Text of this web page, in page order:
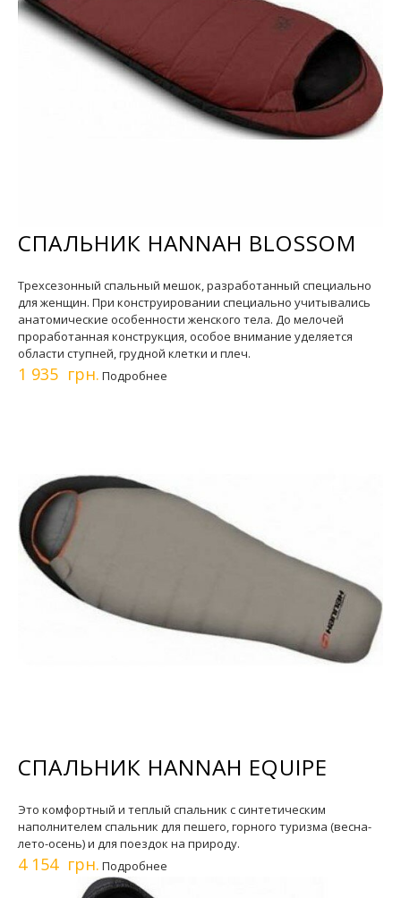
СПАЛЬНИК HANNAH BLOSSOM
Трехсезонный спальный мешок, разработанный специально
для женщин. При конструировании специально учитывались
анатомические особенности женского тела. До мелочей
проработанная конструкция, особое внимание уделяется
области ступней, грудной клетки и плеч.
1 935 грн. Подробнее
СПАЛЬНИК HANNAH EQUIPE
Это комфортный и теплый спальник с синтетическим
наполнителем спальник для пешего, горного туризма (весна-
лето-осень) и для поездок на природу.
4 154 грн. Подробнее